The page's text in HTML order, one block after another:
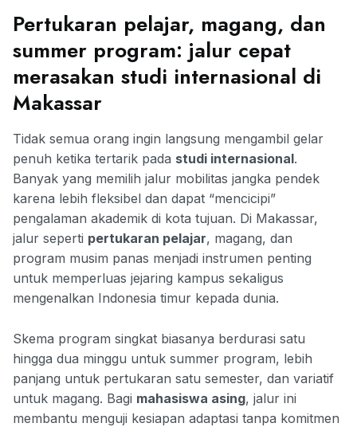
Pertukaran pelajar, magang, dan
summer program: jalur cepat
merasakan studi internasional di
Makassar
Tidak semua orang ingin langsung mengambil gelar
penuh ketika tertarik pada studi internasional.
Banyak yang memilih jalur mobilitas jangka pendek
karena lebih fleksibel dan dapat “mencicipi”
pengalaman akademik di kota tujuan. Di Makassar,
jalur seperti pertukaran pelajar, magang, dan
program musim panas menjadi instrumen penting
untuk memperluas jejaring kampus sekaligus
mengenalkan Indonesia timur kepada dunia.
Skema program singkat biasanya berdurasi satu
hingga dua minggu untuk summer program, lebih
panjang untuk pertukaran satu semester, dan variatif
untuk magang. Bagi mahasiswa asing, jalur ini
membantu menguji kesiapan adaptasi tanpa komitmen